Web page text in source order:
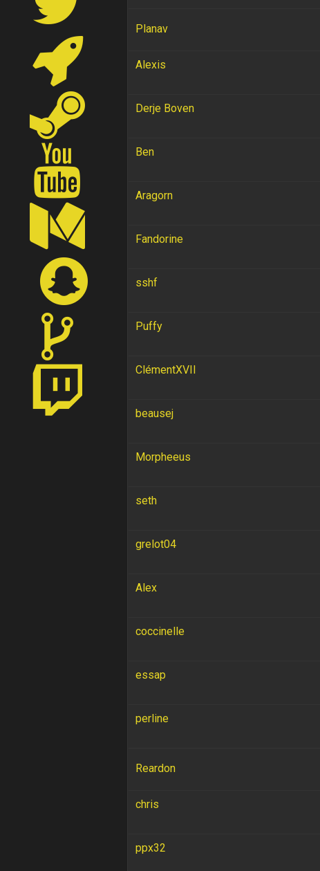
Planav
Alexis
Derje Boven
Ben
Aragorn
Fandorine
sshf
Puffy
ClémentXVII
beausej
Morpheeus
seth
grelot04
Alex
coccinelle
essap
perline
Reardon
chris
ppx32